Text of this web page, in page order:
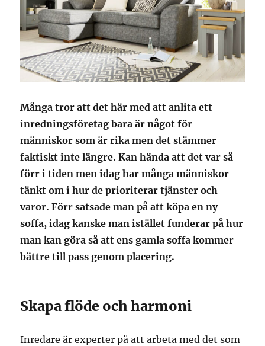
Många tror att det här med att anlita ett
inredningsföretag bara är något för
människor som är rika men det stämmer
faktiskt inte längre. Kan hända att det var så
förr i tiden men idag har många människor
tänkt om i hur de prioriterar tjänster och
varor. Förr satsade man på att köpa en ny
soffa, idag kanske man istället funderar på hur
man kan göra så att ens gamla soffa kommer
bättre till pass genom placering.
Skapa flöde och harmoni
Inredare är experter på att arbeta med det som